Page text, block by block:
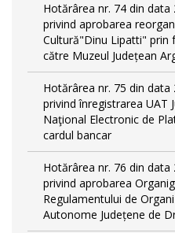
Hotărârea nr. 74 din
privind aprobarea
Cultură"Dinu Lipatti" prin
către Muzeul Județean
Hotărârea nr. 75 din
privind înregistrarea UAT
Naţional Electronic de
cardul bancar
Hotărârea nr. 76 din
privind aprobarea
Regulamentului de
Autonome Județene de